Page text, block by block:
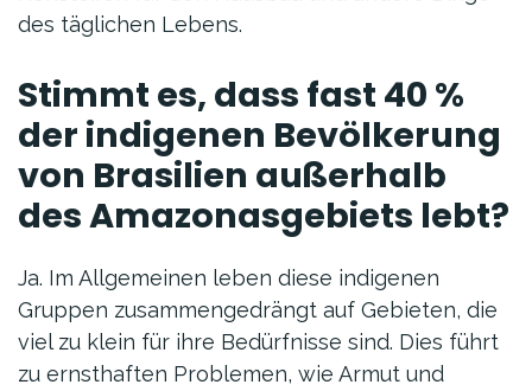
des täglichen Lebens.
Stimmt es, dass fast 40 %
der indigenen Bevölkerung
von Brasilien außerhalb
des Amazonasgebiets lebt?
Ja. Im Allgemeinen leben diese indigenen
Gruppen zusammengedrängt auf Gebieten, die
viel zu klein für ihre Bedürfnisse sind. Dies führt
zu ernsthaften Problemen, wie Armut und